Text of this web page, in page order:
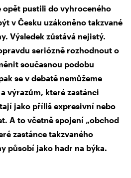
opět pustili do vyhroceného
v Česku uzákoněno takzvané
Výsledek zůstává nejistý.
seriózně rozhodnout o
současnou podobu
se v debatě nemůžeme
výrazům, které zastánci
jako příliš expresivní nebo
A to včetně spojení „obchod
zastánce takzvaného
působí jako hadr na býka.